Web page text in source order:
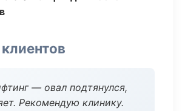
— овал подтянулся,
Рекомендую клинику.